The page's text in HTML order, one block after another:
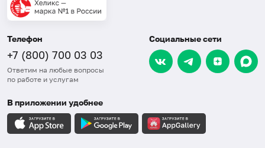
Телефон
+7 (800) 700 03 03
Ответим на любые вопросы
по работе и услугам
Социальные сети
В приложении удобнее